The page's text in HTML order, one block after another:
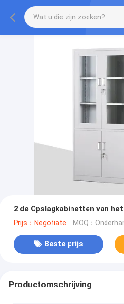
2 de Opslagkabinetten van
Prijs：Negotiate MOQ：
Beste prijs
Productomschrijving